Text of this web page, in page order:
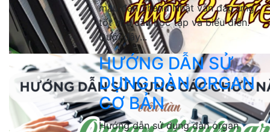
mẫu đàn 2hand Nhật vẫn đáp ứng
tốt nhu cầu học tập và biểu diễn.
Dưới đây...
HƯỚNG DẪN SỬ
DỤNG ĐÀN ORGAN
CƠ BẢN
Hướng dẫn sử dụng đàn organ